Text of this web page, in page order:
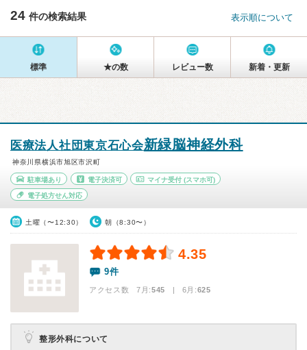
24 件の検索結果 表示順について
標準 ★の数 レビュー数 新着・更新
医療法人社団東京石心会新緑脳神経外科
神奈川県横浜市旭区市沢町
駐車場あり 電子決済可 マイナ受付 (スマホ可)
電子処方せん対応
土曜（〜12:30） 朝（8:30〜）
4.35
9件
アクセス数 7月:545 | 6月:625
整形外科について